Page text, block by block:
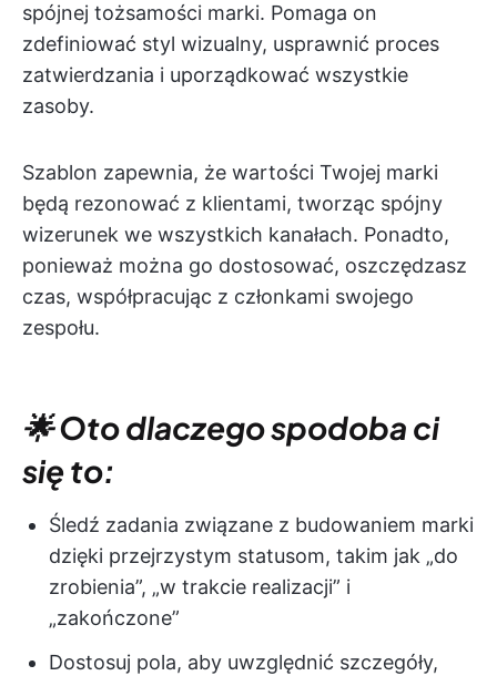
spójnej tożsamości marki. Pomaga on
zdefiniować styl wizualny, usprawnić proces
zatwierdzania i uporządkować wszystkie
zasoby.
Szablon zapewnia, że wartości Twojej marki
będą rezonować z klientami, tworząc spójny
wizerunek we wszystkich kanałach. Ponadto,
ponieważ można go dostosować, oszczędzasz
czas, współpracując z członkami swojego
zespołu.
🌟 Oto dlaczego spodoba ci
się to:
Śledź zadania związane z budowaniem marki
dzięki przejrzystym statusom, takim jak „do
zrobienia”, „w trakcie realizacji” i
„zakończone”
Dostosuj pola, aby uwzględnić szczegóły,